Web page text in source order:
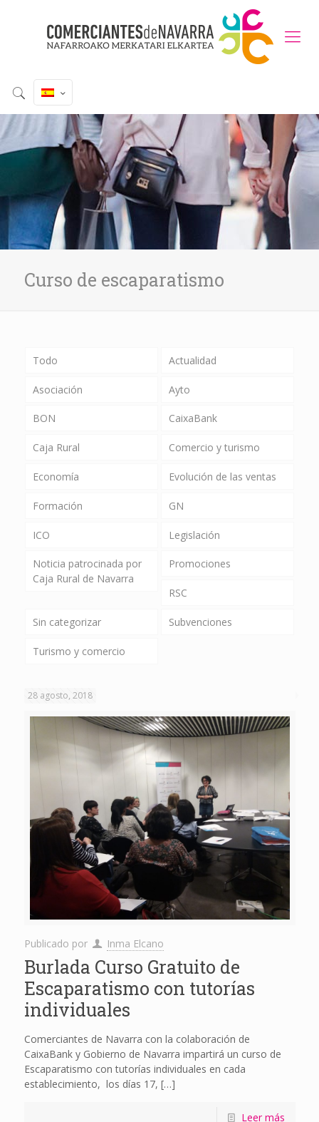
Curso de escaparatismo
Todo Actualidad
Asociación Ayto
BON CaixaBank
Caja Rural Comercio y turismo
Economía Evolución de las ventas
Formación GN
ICO Legislación
Noticia patrocinada por
Caja Rural de Navarra
Promociones
RSC
Sin categorizar Subvenciones
Turismo y comercio
28 agosto, 2018
Publicado por Inma Elcano
Burlada Curso Gratuito de
Escaparatismo con tutorías
individuales
Comerciantes de Navarra con la colaboración de
CaixaBank y Gobierno de Navarra impartirá un curso de
Escaparatismo con tutorías individuales en cada
establecimiento, los días 17, […]
Leer más